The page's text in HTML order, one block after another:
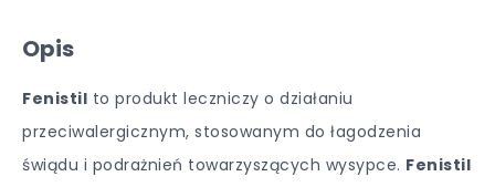
Opis
Fenistil to produkt leczniczy o działaniu
przeciwalergicznym, stosowanym do łagodzenia
świądu i podrażnień towarzyszących wysypce. Fenistil